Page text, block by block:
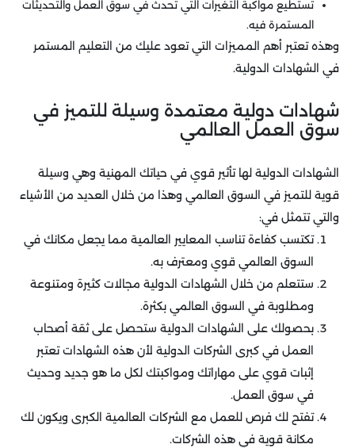
تستطيع مواكبة التغيرات التي تحدث في سوق العمل والتحديثات
المستمرة فيه.
وهذه تعتبر أهم المميزات التي تعود عليك من التعليم المستمر
في الشهادات الدولية.
شهادات دولية معتمدة وسيلة للتميز في
سوق العمل العالمي
الشهادات الدولية لها تأثير قوي في حياتك المهنية وهي وسيلة
قوية للتميز في السوق العالمي وهذا من خلال العديد من الأشياء
والتي تتمثل في:
تكتسب كفاءة تناسب المعايير العالمية مما يجعل مكانك في
السوق العالمي قوي ومعترف به.
ستتعلم من خلال الشهادات الدولية مجالات كثيرة ومتنوعة
ومطلوبة في السوق العالمي بكثرة.
بحصولك على الشهادات الدولية ستحصل على ثقة أصحاب
العمل في كبرى الشركات الدولية لأن هذه الشهادات تعتبر
إثبات قوي على مهاراتك ومواكبتك لكل ما هو جديد وحديث
في سوق العمل.
تفتح لك فرص للعمل مع الشركات العالمية الكبرى ويكون لك
مكانة قوية في هذه الشركات.